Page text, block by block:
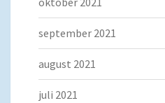
september 2021
august 2021
juli 2021